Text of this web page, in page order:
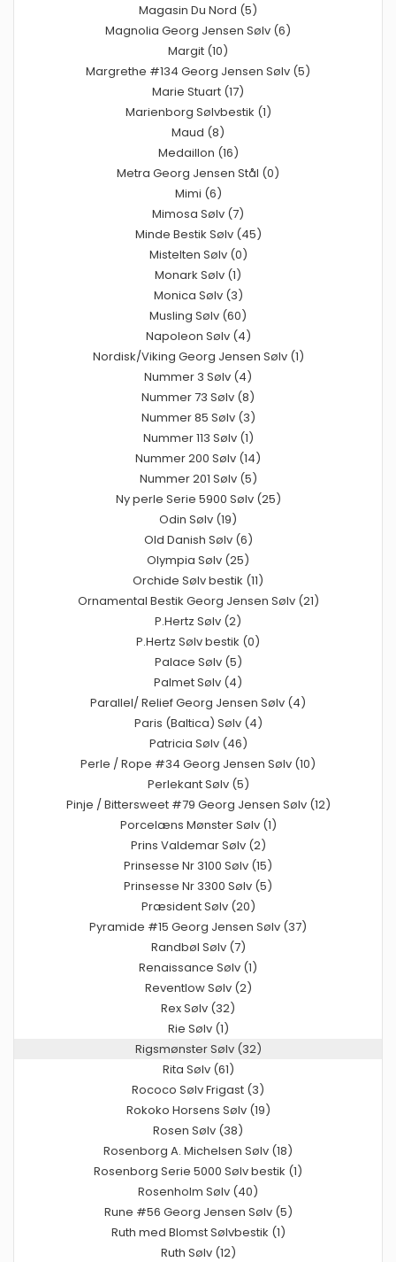
Magasin Du Nord (5)
Magnolia Georg Jensen Sølv (6)
Margit (10)
Margrethe #134 Georg Jensen Sølv (5)
Marie Stuart (17)
Marienborg Sølvbestik (1)
Maud (8)
Medaillon (16)
Metra Georg Jensen Stål (0)
Mimi (6)
Mimosa Sølv (7)
Minde Bestik Sølv (45)
Mistelten Sølv (0)
Monark Sølv (1)
Monica Sølv (3)
Musling Sølv (60)
Napoleon Sølv (4)
Nordisk/Viking Georg Jensen Sølv (1)
Nummer 3 Sølv (4)
Nummer 73 Sølv (8)
Nummer 85 Sølv (3)
Nummer 113 Sølv (1)
Nummer 200 Sølv (14)
Nummer 201 Sølv (5)
Ny perle Serie 5900 Sølv (25)
Odin Sølv (19)
Old Danish Sølv (6)
Olympia Sølv (25)
Orchide Sølv bestik (11)
Ornamental Bestik Georg Jensen Sølv (21)
P.Hertz Sølv (2)
P.Hertz Sølv bestik (0)
Palace Sølv (5)
Palmet Sølv (4)
Parallel/ Relief Georg Jensen Sølv (4)
Paris (Baltica) Sølv (4)
Patricia Sølv (46)
Perle / Rope #34 Georg Jensen Sølv (10)
Perlekant Sølv (5)
Pinje / Bittersweet #79 Georg Jensen Sølv (12)
Porcelæns Mønster Sølv (1)
Prins Valdemar Sølv (2)
Prinsesse Nr 3100 Sølv (15)
Prinsesse Nr 3300 Sølv (5)
Præsident Sølv (20)
Pyramide #15 Georg Jensen Sølv (37)
Randbøl Sølv (7)
Renaissance Sølv (1)
Reventlow Sølv (2)
Rex Sølv (32)
Rie Sølv (1)
Rigsmønster Sølv (32)
Rita Sølv (61)
Rococo Sølv Frigast (3)
Rokoko Horsens Sølv (19)
Rosen Sølv (38)
Rosenborg A. Michelsen Sølv (18)
Rosenborg Serie 5000 Sølv bestik (1)
Rosenholm Sølv (40)
Rune #56 Georg Jensen Sølv (5)
Ruth med Blomst Sølvbestik (1)
Ruth Sølv (12)